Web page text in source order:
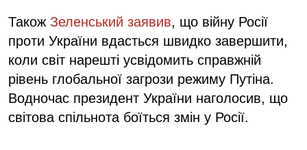
Також Зеленський заявив, що війну Росії
проти України вдасться швидко завершити,
коли світ нарешті усвідомить справжній
рівень глобальної загрози режиму Путіна.
Водночас президент України наголосив, що
світова спільнота боїться змін у Росії.